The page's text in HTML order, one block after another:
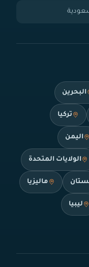
البحرين
تركيا
اليمن
الولايات المتحدة
ماليزيا
ليبيا